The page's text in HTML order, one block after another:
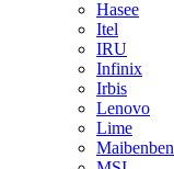
Hasee
Itel
IRU
Infinix
Irbis
Lenovo
Lime
Maibenben